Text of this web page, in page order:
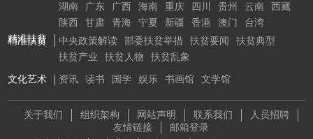
湖南
广东 广西 海南 重庆 四川 贵州 云南
西藏
陕西
甘肃 青海 宁夏 新疆 香港 澳门
台湾
精准扶贫
文化艺术 资讯 读书 国学 娱乐 书画馆 文学馆
精准扶贫 中央政策解读 部委扶贫举措 扶贫要闻
扶贫典型
扶贫产业
扶贫人物 扶贫乱象
关于我们 组织架构 网站声明 联系我们
人员招聘
友情链接
邮箱登录